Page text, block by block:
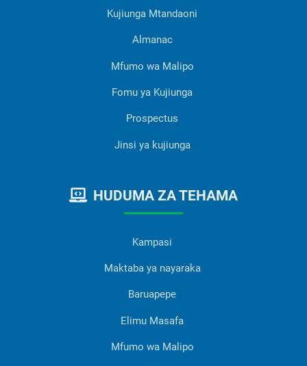
Kujiunga Mtandaoni
Almanac
Mfumo wa Malipo
Fomu ya Kujiunga
Prospectus
Jinsi ya kujiunga
HUDUMA ZA TEHAMA
Kampasi
Maktaba ya nayaraka
Baruapepe
Elimu Masafa
Mfumo wa Malipo